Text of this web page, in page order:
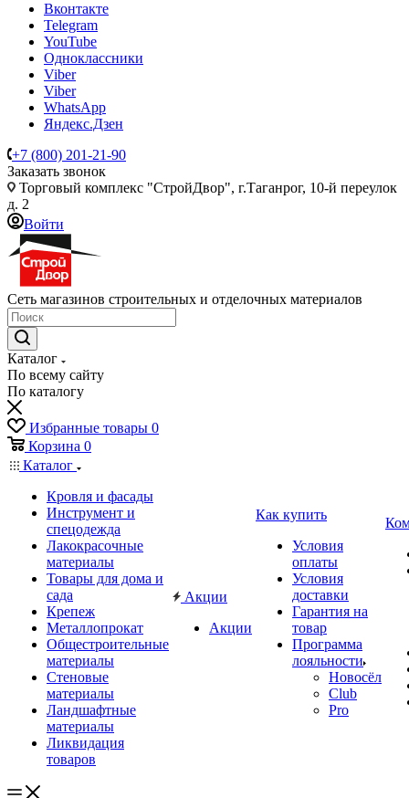
Вконтакте
Telegram
YouTube
Одноклассники
Viber
Viber
WhatsApp
Яндекс.Дзен
+7 (800) 201-21-90
Заказать звонок
Торговый комплекс "СтройДвор", г.Таганрог, 10-й переулок
д. 2
Войти
Сеть магазинов строительных и отделочных материалов
Каталог
По всему сайту
По каталогу
Избранные товары 0
Корзина 0
Каталог
Кровля и фасады
Инструмент и
спецодежда
Лакокрасочные
материалы
Товары для дома и
сада
Крепеж
Металлопрокат
Общестроительные
материалы
Стеновые
материалы
Ландшафтные
материалы
Ликвидация
товаров
Акции
Акции
Как купить
Условия
оплаты
Условия
доставки
Гарантия на
товар
Программа
лояльности
Новосёл
Club
Pro